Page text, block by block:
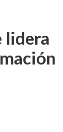
lidera